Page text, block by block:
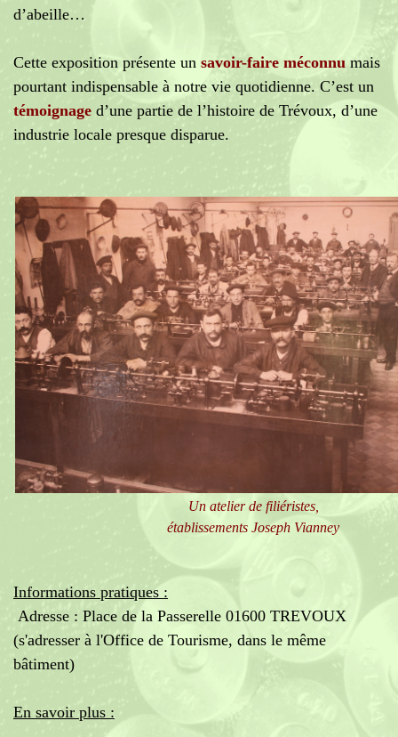
d’abeille…
Cette exposition présente un savoir-faire méconnu mais
pourtant indispensable à notre vie quotidienne. C’est un
témoignage d’une partie de l’histoire de Trévoux, d’une
industrie locale presque disparue.
Un atelier de filiéristes,
établissements Joseph Vianney
Informations pratiques :
Adresse : Place de la Passerelle 01600 TREVOUX
(s'adresser à l'Office de Tourisme, dans le même
bâtiment)
En savoir plus :